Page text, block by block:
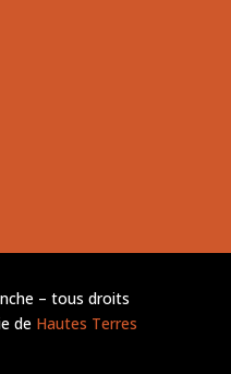
– tous droits
de Hautes Terres